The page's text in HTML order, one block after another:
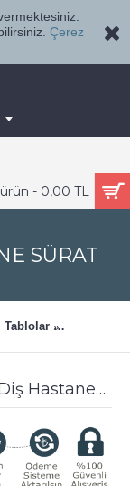
Çerez
- 0,00 TL
SÜRAT
Tablolar
Ağız ve Diş Sağlığı Diş Tablosu Diş Hastanesi Dekorasyon Neon Renk dsc508